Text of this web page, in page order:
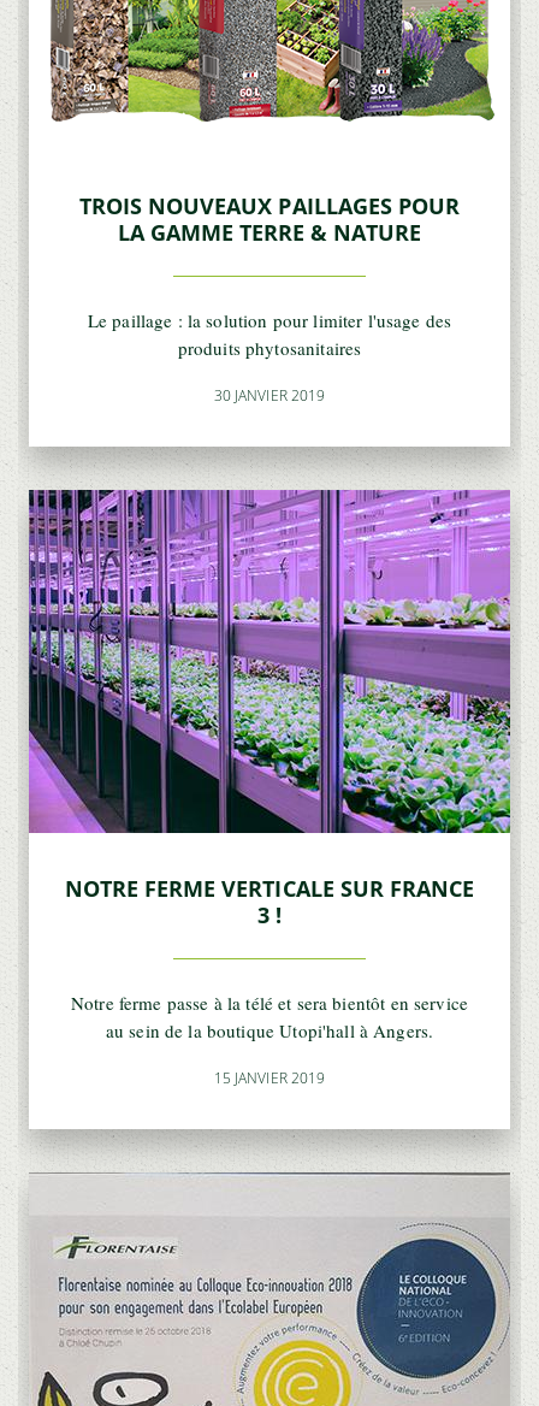
TROIS NOUVEAUX PAILLAGES POUR
LA GAMME TERRE & NATURE
Le paillage : la solution pour limiter l'usage des
produits phytosanitaires
30 JANVIER 2019
NOTRE FERME VERTICALE SUR FRANCE
3 !
Notre ferme passe à la télé et sera bientôt en service
au sein de la boutique Utopi'hall à Angers.
15 JANVIER 2019